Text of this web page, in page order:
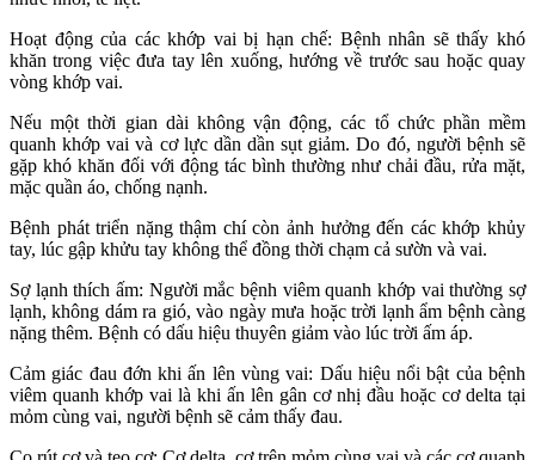
Hoạt động của các khớp vai bị hạn chế: Bệnh nhân sẽ thấy khó
khăn trong việc đưa tay lên xuống, hướng về trước sau hoặc quay
vòng khớp vai.
Nếu một thời gian dài không vận động, các tổ chức phần mềm
quanh khớp vai và cơ lực dần dần sụt giảm. Do đó, người bệnh sẽ
gặp khó khăn đối với động tác bình thường như chải đầu, rửa mặt,
mặc quần áo, chống nạnh.
Bệnh phát triển nặng thậm chí còn ảnh hưởng đến các khớp khủy
tay, lúc gập khửu tay không thể đồng thời chạm cả sườn và vai.
Sợ lạnh thích ấm: Người mắc bệnh viêm quanh khớp vai thường sợ
lạnh, không dám ra gió, vào ngày mưa hoặc trời lạnh ẩm bệnh càng
nặng thêm. Bệnh có dấu hiệu thuyên giảm vào lúc trời ấm áp.
Cảm giác đau đớn khi ấn lên vùng vai: Dấu hiệu nổi bật của bệnh
viêm quanh khớp vai là khi ấn lên gân cơ nhị đầu hoặc cơ delta tại
mỏm cùng vai, người bệnh sẽ cảm thấy đau.